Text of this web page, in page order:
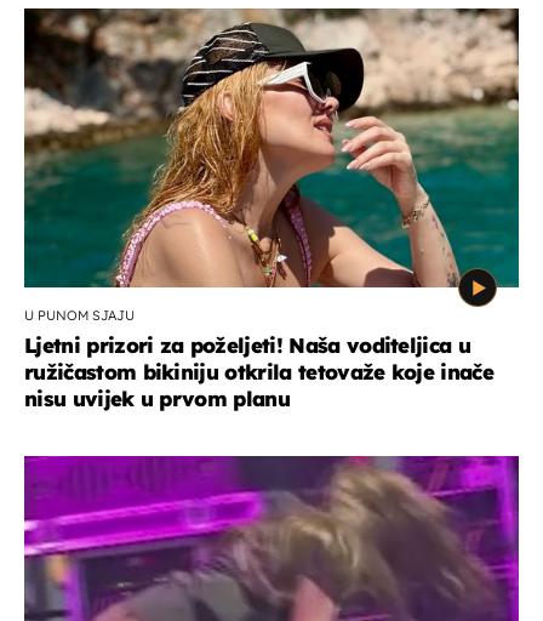
U PUNOM SJAJU
Ljetni prizori za poželjeti! Naša voditeljica u
ružičastom bikiniju otkrila tetovaže koje inače
nisu uvijek u prvom planu